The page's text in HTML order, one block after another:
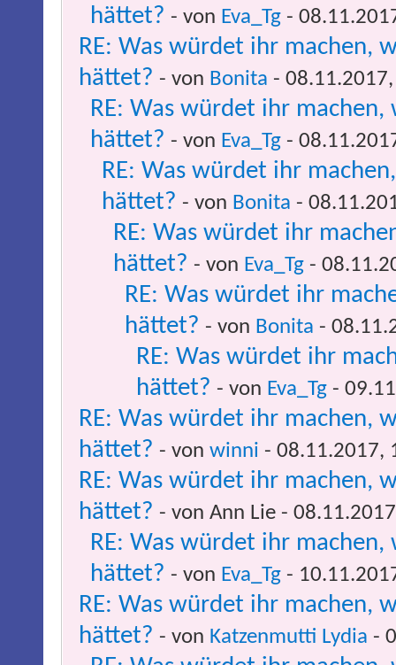
hättet? - von Eva_Tg -
RE: Was würdet ihr machen,
hättet? - von Bonita -
RE: Was würdet ihr
hättet? - von Eva_Tg -
RE: Was würdet ihr
hättet? - von Bonita -
RE: Was würdet ihr
hättet? - von Eva_Tg -
RE: Was würdet ihr
hättet? - von Bonita -
RE: Was würdet ihr
hättet? - von Eva_Tg -
RE: Was würdet ihr machen,
hättet? - von winni - 08.11.2017,
RE: Was würdet ihr machen,
hättet? - von Ann Lie -
RE: Was würdet ihr
hättet? - von Eva_Tg -
RE: Was würdet ihr machen,
hättet? - von Katzenmutti Lydia -